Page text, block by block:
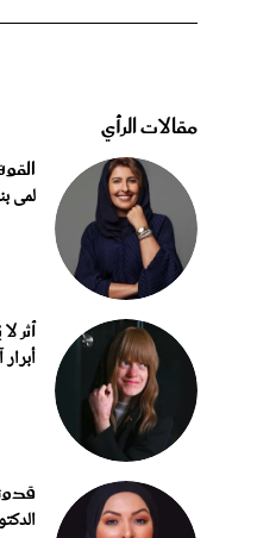
مقالات الرأي
لمى
أثر